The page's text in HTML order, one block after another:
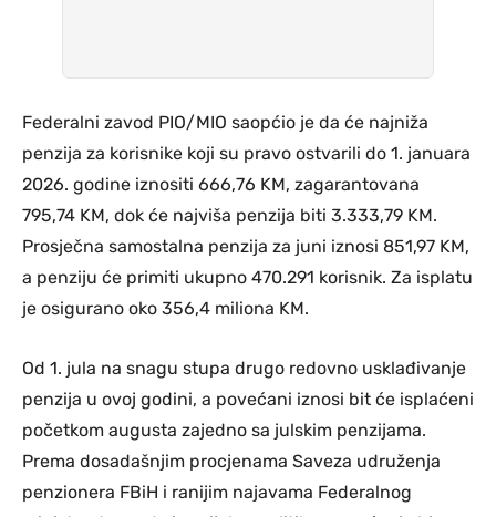
Federalni zavod PIO/MIO saopćio je da će najniža
penzija za korisnike koji su pravo ostvarili do 1. januara
2026. godine iznositi 666,76 KM, zagarantovana
795,74 KM, dok će najviša penzija biti 3.333,79 KM.
Prosječna samostalna penzija za juni iznosi 851,97 KM,
a penziju će primiti ukupno 470.291 korisnik. Za isplatu
je osigurano oko 356,4 miliona KM.
Od 1. jula na snagu stupa drugo redovno usklađivanje
penzija u ovoj godini, a povećani iznosi bit će isplaćeni
početkom augusta zajedno sa julskim penzijama.
Prema dosadašnjim procjenama Saveza udruženja
penzionera FBiH i ranijim najavama Federalnog